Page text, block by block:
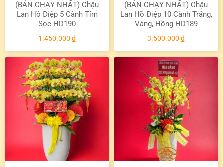
(BÁN CHẠY NHẤT) Chậu
Lan Hồ Điệp 5 Cành Tím
Sọc HD190
1.450.000 ₫
(BÁN CHẠY NHẤT) Chậu
Lan Hồ Điệp 10 Cành Trắng,
Vàng, Hồng HD189
3.500.000 ₫